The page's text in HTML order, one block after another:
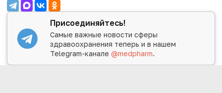
Присоединяйтесь!
Самые важные новости сферы
здравоохранения теперь и в нашем
Telegram-канале@medpharm.